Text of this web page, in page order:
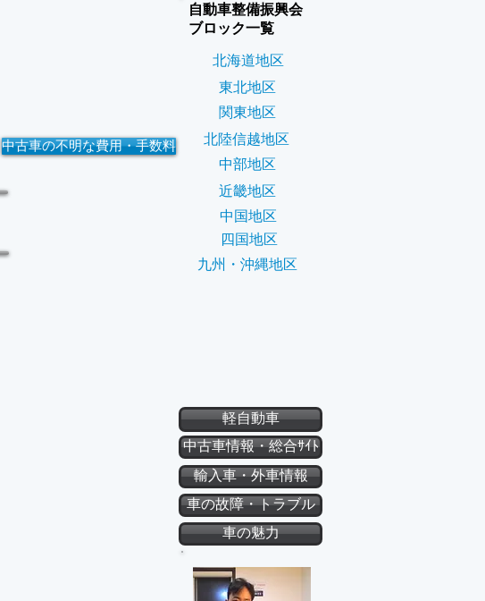
中古車の不明な費用・手数料
軽自動車
輸入車・外車情報
車の魅力
中古車情報・総合ｻｲﾄ
車の故障・トラブル
自動車整備振興会
ブロック一覧
北海道地区
東北地区
関東地区
北陸信越地区
中部地区
近畿地区
中国地区
四国地区
九州・沖縄地区